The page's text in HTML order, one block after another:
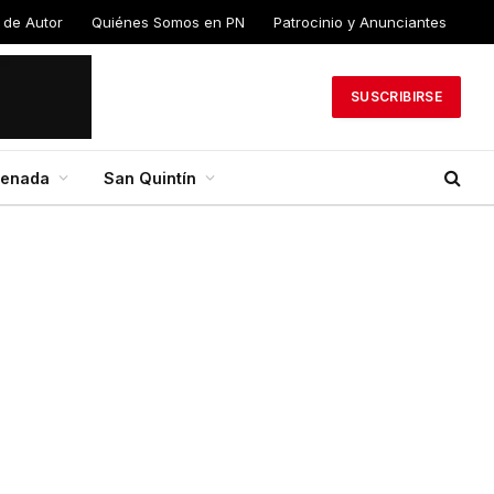
Autor Quiénes Somos en PN Patrocinio y Anunciantes
SUSCRIBIRSE
San Quintín